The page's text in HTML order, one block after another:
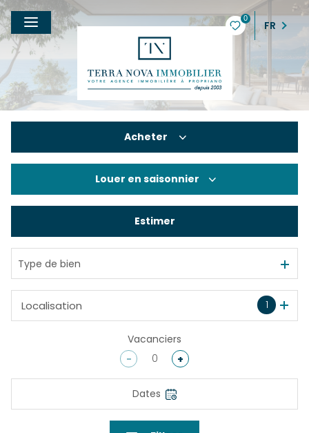
0
FR
Acheter
De l'immo pro
Louer en saisonnier
En saisonnier
Estimer
Type de bien
1
Localisation
Vacanciers
-
+
Dates